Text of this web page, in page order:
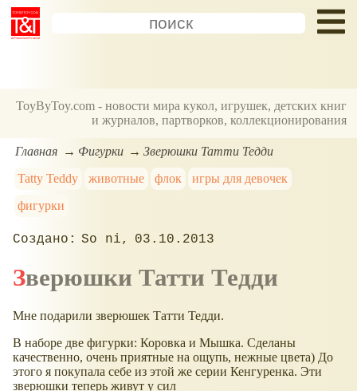
ToyByToy.com - новости мира кукол, игрушек, детских книг
и журналов, партворков, коллекционирования
Главная Фигурки
Зверюшки Татти Тедди
Tatty Teddy
животные флок
игры для девочек
фигурки
So ni 03.10.2013
Зверюшки Татти Тедди
Мне подарили зверюшек Татти Тедди.
В наборе две фигурки: Коровка и Мышка. Сделаны
качественно, очень приятные на ощупь, нежные цвета) До
этого я покупала себе из этой же серии Кенгуренка. Эти
зверюшки теперь живут у сил